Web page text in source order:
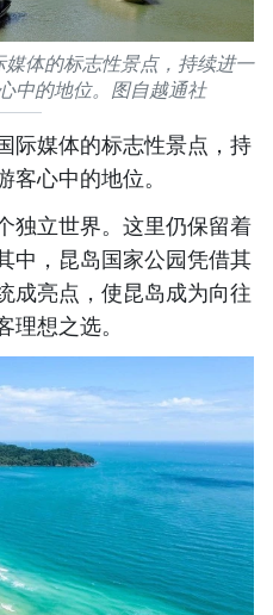
体的标志性景点，持续进一
中的地位。图自越通社
际媒体的标志性景点，持
心中的地位。
独立世界。这里仍保留着
中，昆岛国家公园凭借其
成亮点，使昆岛成为向往
想之选。